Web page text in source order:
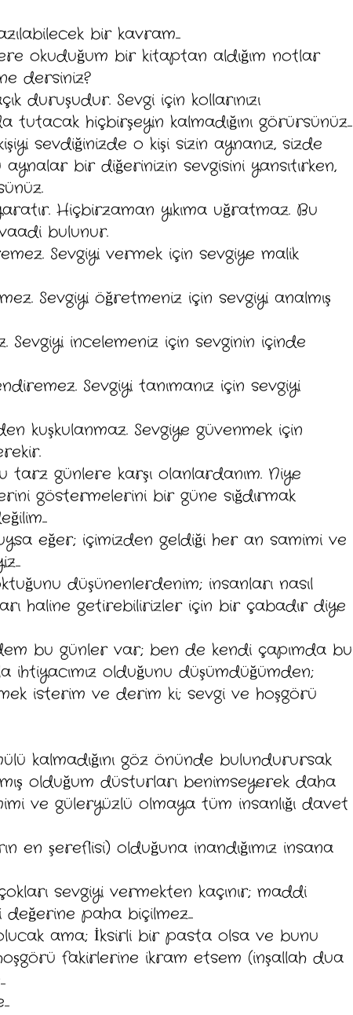
bir kavram...
okuduğum bir kitaptan aldığım notlar
dersiniz?
duruşudur. Sevgi için kollarınızı
tutacak hiçbirşeyin kalmadığını görürsünüz...
sevdiğinizde o kişi sizin aynanız, sizde
bir diğerinizin sevgisini yansıtırken,
Hiçbirzaman yıkıma uğratmaz. Bu
bulunur.
Sevgiyi vermek için sevgiye malik
Sevgiyi öğretmeniz için sevgiyi analmış
Sevgiyi incelemeniz için sevginin içinde
Sevgiyi tanımanız için sevgiyi
kuşkulanmaz. Sevgiye güvenmek için
tarz günlere karşı olanlardanım. Niye
göstermelerini bir güne sığdırmak
eğer; içimizden geldiği her an samimi ve
düşünenlerdenim; insanları nasıl
haline getirebilirizler için bir çabadır diye
bu günler var; ben de kendi çapımda bu
ihtiyacımız olduğunu düşümdüğümden;
isterim ve derim ki; sevgi ve hoşgörü
kalmadığını göz önünde bulundurursak
olduğum düsturları benimseyerek daha
ve güleryüzlü olmaya tüm insanlığı davet
en şereflisi) olduğuna inandığımız insana
sevgiyi vermekten kaçınır; maddi
paha biçilmez...
ama; İksirli bir pasta olsa ve bunu
fakirlerine ikram etsem (inşallah dua